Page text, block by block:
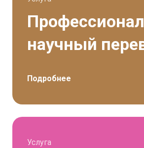
научный
Подробнее
Услуга